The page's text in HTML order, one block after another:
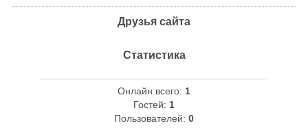
Друзья сайта
Статистика
Онлайн всего: 1
Гостей: 1
Пользователей: 0